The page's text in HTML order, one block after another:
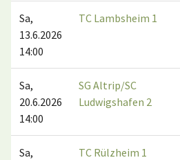
Sa,
13.6.2026
14:00
TC Lambsheim 1
Sa,
20.6.2026
14:00
SG Altrip/SC
Ludwigshafen 2
Sa,
TC Rülzheim 1